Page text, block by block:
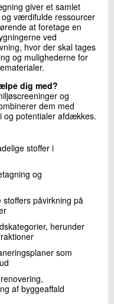
i bygge- og
nedrivning
giver et samlet
værdifulde ressourcer
at foretage en
ved
hvor der skal tages
og mulighederne for
dig med?
og
dem med
og potentialer afdækkes.
stoffer i
og
påvirkning på
herunder
som
af byggeaffald